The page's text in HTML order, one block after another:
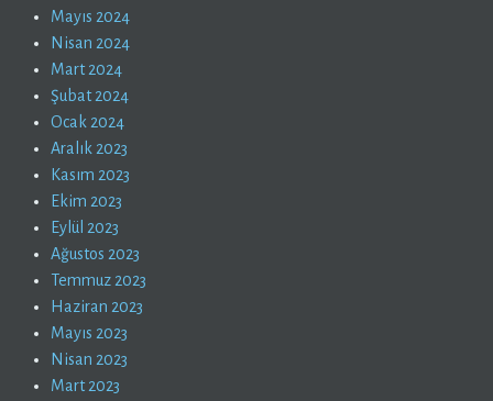
Mayıs 2024
Nisan 2024
Mart 2024
Şubat 2024
Ocak 2024
Aralık 2023
Kasım 2023
Ekim 2023
Eylül 2023
Ağustos 2023
Temmuz 2023
Haziran 2023
Mayıs 2023
Nisan 2023
Mart 2023